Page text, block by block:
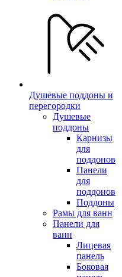
Душевые поддоны и
перегородки
Душевые
поддоны
Карнизы
для
поддонов
Панели
для
поддонов
Поддоны
Рамы для ванн
Панели для
ванн
Лицевая
панель
Боковая